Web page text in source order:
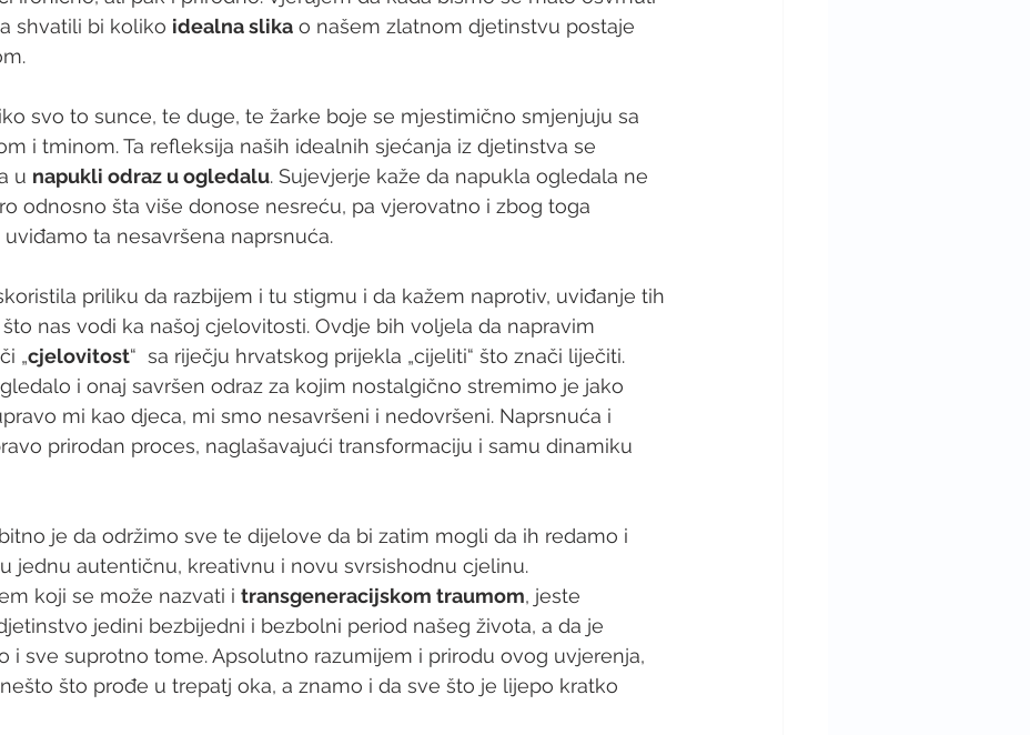
shvatili bi koliko idealna slika o našem zlatnom djetinstvu postaje
svo to sunce, te duge, te žarke boje se mjestimično smjenjuju sa
i tminom. Ta refleksija naših idealnih sjećanja iz djetinstva se
u napukli odraz u ogledalu. Sujevjerje kaže da napukla ogledala ne
odnosno šta više donose nesreću, pa vjerovatno i zbog toga
ta nesavršena naprsnuća.
priliku da razbijem i tu stigmu i da kažem naprotiv, uviđanje tih
nas vodi ka našoj cjelovitosti. Ovdje bih voljela da napravim
„cjelovitost“  sa riječju hrvatskog prijekla „cijeliti“ što znači liječiti.
i onaj savršen odraz za kojim nostalgično stremimo je jako
mi kao djeca, mi smo nesavršeni i nedovršeni. Naprsnuća i
prirodan proces, naglašavajući transformaciju i samu dinamiku
je da održimo sve te dijelove da bi zatim mogli da ih redamo i
jednu autentičnu, kreativnu i novu svrsishodnu cjelinu.
koji se može nazvati i transgeneracijskom traumom, jeste
jedini bezbijedni i bezbolni period našeg života, a da je
i sve suprotno tome. Apsolutno razumijem i prirodu ovog uvjerenja,
što prođe u trepatj oka, a znamo i da sve što je lijepo kratko